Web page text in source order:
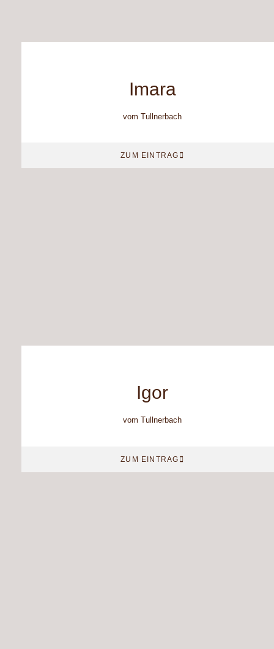
Imara
vom Tullnerbach
ZUM EINTRAG
Igor
vom Tullnerbach
ZUM EINTRAG